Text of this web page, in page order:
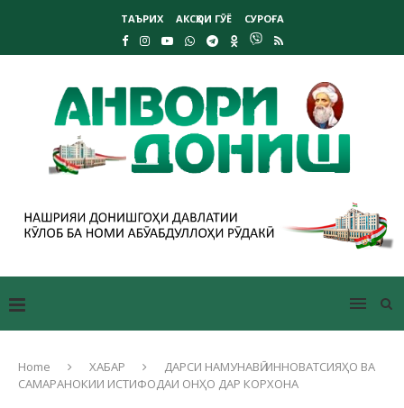
ТАЪРИХ АКСҲОИ ГӮЁ СУРОҒА
Home ХАБАР
ДАРСИ НАМУНАВӢ: ИННОВАТСИЯҲО ВА
САМАРАНОКИИ ИСТИФОДАИ ОНҲО ДАР КОРХОНА